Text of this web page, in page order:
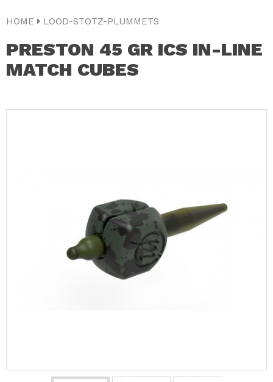
HOME LOOD-STOTZ-PLUMMETS
PRESTON 45 GR ICS IN-LINE
MATCH CUBES